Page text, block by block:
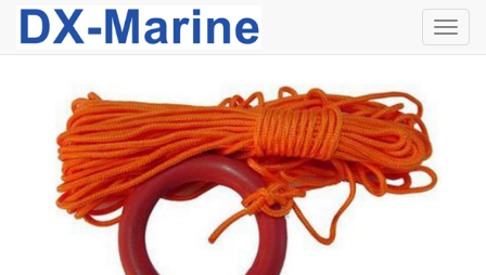
切
换